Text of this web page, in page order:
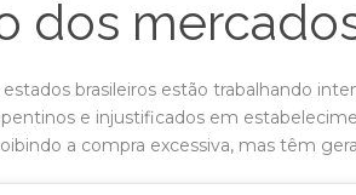
dos
brasileiros estão trabalhando
e injustificados em
a compra excessiva, mas têm